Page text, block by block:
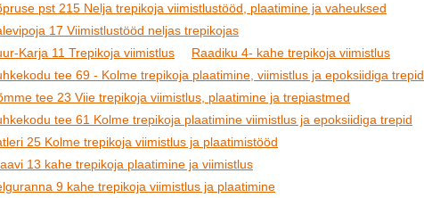
pst 215 Nelja trepikoja viimistlustööd, plaatimine ja vaheuksed
17 Viimistlustööd neljas trepikojas
Karja 11 Trepikoja viimistlus
Raadiku 4- kahe trepikoja viimistlus
tee 69 - Kolme trepikoja plaatimine, viimistlus ja epoksiidiga trepid
tee 23 Viie trepikoja viimistlus, plaatimine ja trepiastmed
tee 61 Kolme trepikoja plaatimine viimistlus ja epoksiidiga trepid
25 Kolme trepikoja viimistlus ja plaatimistööd
13 kahe trepikoja plaatimine ja viimistlus
9 kahe trepikoja viimistlus ja plaatimine